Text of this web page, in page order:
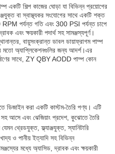
একটি শিল্প কাজের ঘোড়া যা বিভিন্ন প্রয়োগের
বা স্বাস্থ্যকর সংযোগের সাথে একটি শক্ত
পর্যন্ত গতি এবং 300 PSI পর্যন্ত চাপে
এবং ক্ষয়কারী পদার্থ সহ সামঞ্জস্যপূর্ণ।
বায়ুসংক্রান্ত ডাবল ডায়াফ্রাগম পাম্প
মতো অ্যাপ্লিকেশনগুলির জন্য আদর্শ।এর
সাথে, ZY QBY AODD পাম্প কোন
ডিজাইন করা একটি কাস্টম-তৈরি পণ্য। এটি
আসে এবং ঝেজিয়াং প্রদেশ, কুঝোতে তৈরি
থ্রেডযুক্ত, ফ্ল্যাঞ্জযুক্ত, স্যানিটারি
ও পানীয় ইত্যাদি সহ বিভিন্ন
মধ্যে অ্যাসিড, দ্রাবক এবং ক্ষয়কারী